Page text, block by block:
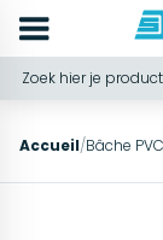
Accueil/Bâche